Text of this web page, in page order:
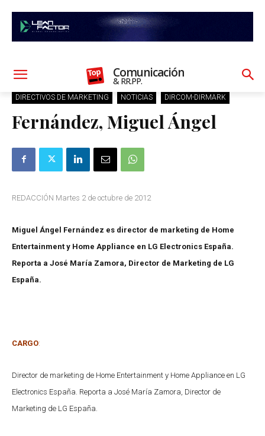
Comunicación
& RR.PP.
DIRECTIVOS DE MARKETING NOTICIAS DIRCOM-DIRMARK
Fernández, Miguel Ángel
REDACCIÓN Martes 2 de octubre de 2012
Miguel Ángel Fernández es director de marketing de Home
Entertainment y Home Appliance en LG Electronics España.
Reporta a José María Zamora, Director de Marketing de LG
España.
CARGO:
Director de marketing de Home Entertainment y Home Appliance en LG
Electronics España. Reporta a José María Zamora, Director de
Marketing de LG España.